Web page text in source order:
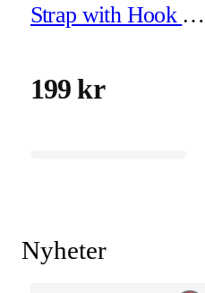
Strap with Hook for
199 kr
Nyheter